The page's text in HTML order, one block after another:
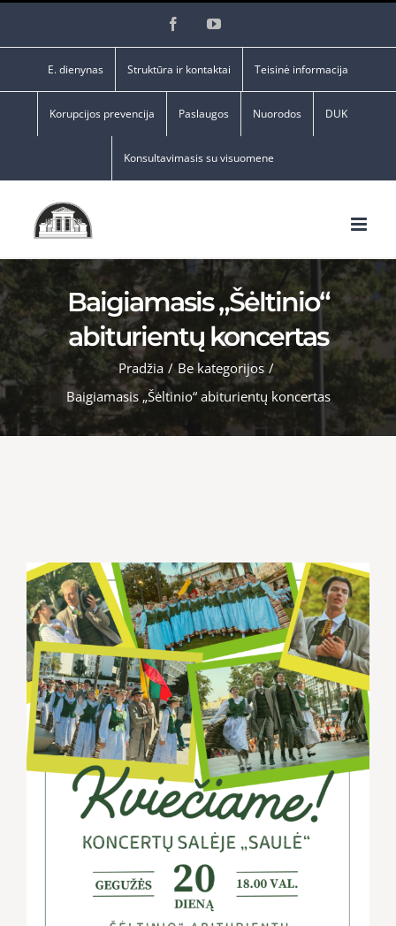
FacebookYouTube
E. dienynas Struktūra ir kontaktai Teisinė informacija
Korupcijos prevencija Paslaugos Nuorodos DUK
Konsultavimasis su visuomene
Baigiamasis „Šėltinio“
abiturientų koncertas
Pradžia / Be kategorijos /
Baigiamasis „Šėltinio“ abiturientų koncertas